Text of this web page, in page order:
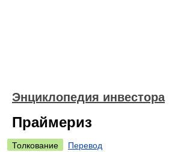
Энциклопедия инвестора
Праймериз
Толкование
Перевод